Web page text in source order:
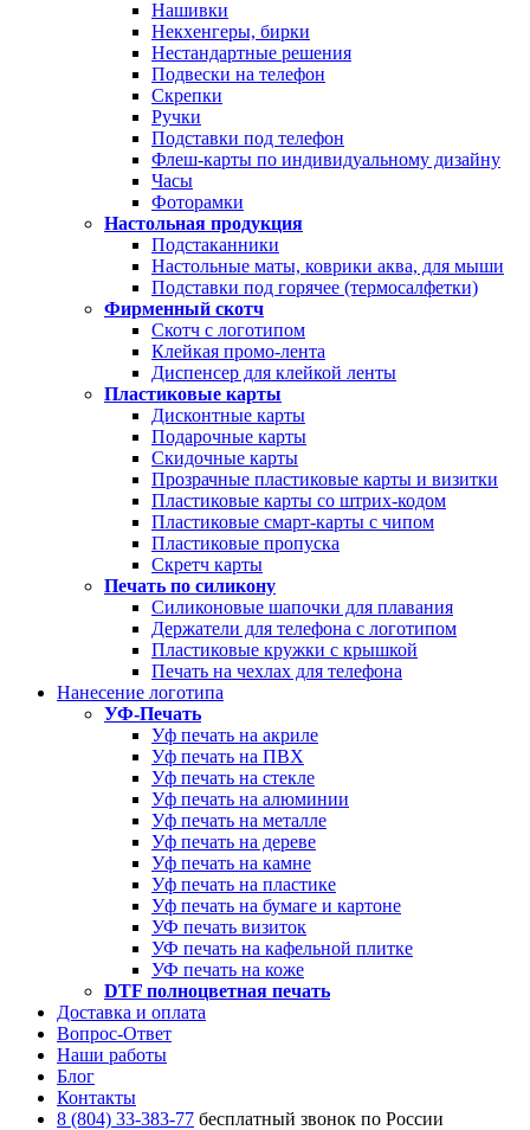
Нашивки
Некхенгеры, бирки
Нестандартные решения
Подвески на телефон
Скрепки
Ручки
Подставки под телефон
Флеш-карты по индивидуальному дизайну
Часы
Фоторамки
Настольная продукция
Подстаканники
Настольные маты, коврики аква, для мыши
Подставки под горячее (термосалфетки)
Фирменный скотч
Скотч с логотипом
Клейкая промо-лента
Диспенсер для клейкой ленты
Пластиковые карты
Дисконтные карты
Подарочные карты
Скидочные карты
Прозрачные пластиковые карты и визитки
Пластиковые карты со штрих-кодом
Пластиковые смарт-карты с чипом
Пластиковые пропуска
Скретч карты
Печать по силикону
Силиконовые шапочки для плавания
Держатели для телефона с логотипом
Пластиковые кружки с крышкой
Печать на чехлах для телефона
Нанесение логотипа
УФ-Печать
Уф печать на акриле
Уф печать на ПВХ
Уф печать на стекле
Уф печать на алюминии
Уф печать на металле
Уф печать на дереве
Уф печать на камне
Уф печать на пластике
Уф печать на бумаге и картоне
УФ печать визиток
УФ печать на кафельной плитке
УФ печать на коже
DTF полноцветная печать
Доставка и оплата
Вопрос-Ответ
Наши работы
Блог
Контакты
8 (804) 33-383-77 бесплатный звонок по России